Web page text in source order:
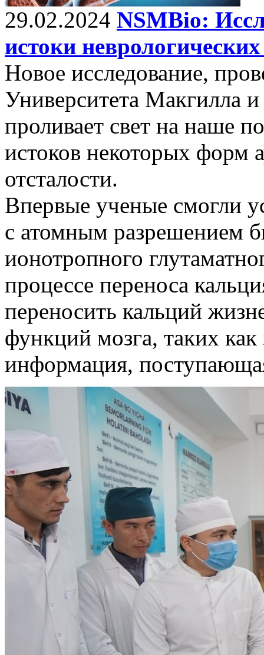
29.02.2024 NSMBio:
истоки
Новое исследование,
Университета Макгилла
проливает свет на наше
истоков некоторых форм
отсталости.
Впервые ученые смогли
с атомным разрешением
ионотропного
процессе переноса
переносить кальций
функций мозга, таких как
информация,